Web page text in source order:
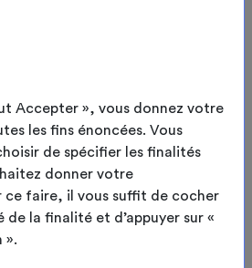
Accepter », vous donnez votre
les fins énoncées. Vous
de spécifier les finalités
donner votre
ce faire, il vous suffit de cocher
de la finalité et d’appuyer sur «
».